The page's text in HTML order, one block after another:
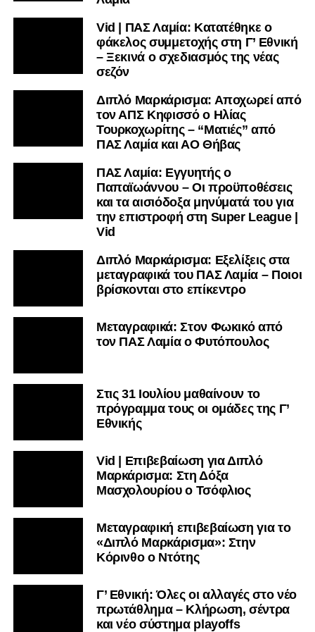
μαθαίνετε σε χρόνο dt όλα τα νέα.
Vid | ΠΑΣ Λαμία: Κατατέθηκε ο
φάκελος συμμετοχής στη Γ’ Εθνική
– Ξεκινά ο σχεδιασμός της νέας
σεζόν
Διπλό Μαρκάρισμα: Αποχωρεί από
τον ΑΠΣ Κηφισσό ο Ηλίας
Τουρκοχωρίτης – “Ματιές” από
ΠΑΣ Λαμία και ΑΟ Θήβας
ΠΑΣ Λαμία: Εγγυητής ο
Παπαϊωάννου – Οι προϋποθέσεις
και τα αισιόδοξα μηνύματά του για
την επιστροφή στη Super League |
Vid
Διπλό Μαρκάρισμα: Εξελίξεις στα
μεταγραφικά του ΠΑΣ Λαμία – Ποιοι
βρίσκονται στο επίκεντρο
Μεταγραφικά: Στον Φωκικό από
τον ΠΑΣ Λαμία ο Φυτόπουλος
Στις 31 Ιουλίου μαθαίνουν το
πρόγραμμα τους οι ομάδες της Γ’
Εθνικής
Vid | Επιβεβαίωση για Διπλό
Μαρκάρισμα: Στη Δόξα
Μασχολουρίου ο Τσόφλιος
Μεταγραφική επιβεβαίωση για το
«Διπλό Μαρκάρισμα»: Στην
Κόρινθο ο Ντότης
Γ’ Εθνική: Όλες οι αλλαγές στο νέο
πρωτάθλημα – Κλήρωση, σέντρα
και νέο σύστημα playoffs